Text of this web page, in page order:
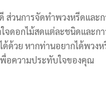
ส่วนการจัดทำพวงหรีดและ
จดอกไม้สดแต่ละชนิดและก
ด้วย หากท่านอยากได้พวง
พื่อความประทับใจของคุณ